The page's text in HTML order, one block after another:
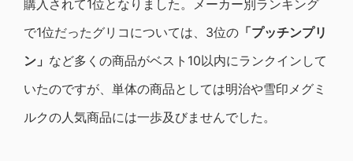
購入されて1位となりました。メーカー別ランキング
で1位だったグリコについては、3位の 「プッチンプリ
ン」 など多くの商品がベスト10以内にランクインして
いたのですが、単体の商品としては明治や雪印メグミ
ルクの人気商品には一歩及びませんでした。